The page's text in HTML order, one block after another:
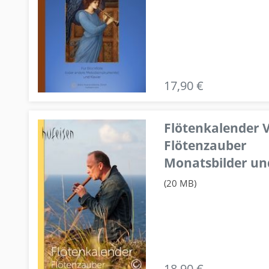
17,90 €
Flötenkalender
Flötenzauber
Monatsbilder
(20 MB)